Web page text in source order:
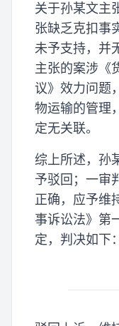
关于孙某文主
张缺乏克扣事
未予支持，并
主张的案涉《
议》效力问题
物运输的管理
定无关联。
综上所述，孙
予驳回；一审
正确，应予维
事诉讼法》第
定，判决如下：